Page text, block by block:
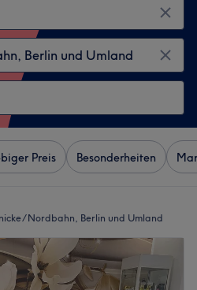
Preis Besonderheiten
/ Nordbahn, Berlin und Umland